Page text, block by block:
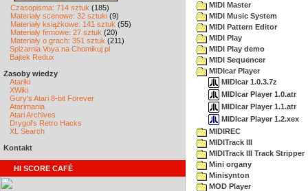
Czasopisma: 714 sztuk (185)
Materiały scenowe: 32 sztuki (9)
Materiały książkowe: 141 sztuk (55)
Materiały firmowe: 27 sztuk (20)
Materiały o grach: 351 sztuk (211)
Spiżarnia Voya na Chomikuj.pl
Bajtek Redux
Zasoby wiedzy
Atariki
XWiki
Gury's Atari 8-bit Forever
Atarimania
Atari Archives
Drygol's Retro Hacks
XL Search
Kontakt
HI SCORE CAFÉ
MIDI Master
MIDI Music System
MIDI Pattern Editor
MIDI Play
MIDI Play demo
MIDI Sequencer
MIDIcar Player
MIDIcar 1.0.3.7z
MIDIcar Player 1.0.atr
MIDIcar Player 1.1.atr
MIDIcar Player 1.2.xex
MIDIREC
MIDITrack III
MIDITrack III Track Stripper
Mini organy
Minisynton
MOD Player